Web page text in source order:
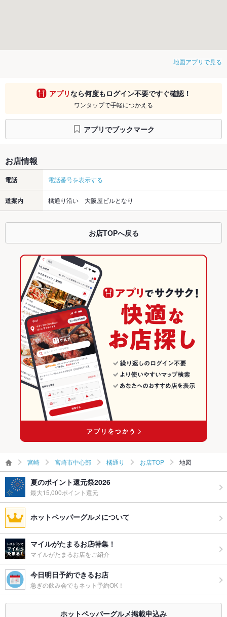
地図アプリで見る
アプリなら何度もログイン不要ですぐ確認！
ワンタップで手軽につかえる
アプリでブックマーク
お店情報
電話 電話番号を表示する
道案内 橘通り沿い 大阪屋ビルとなり
お店TOPへ戻る
宮崎 宮崎市中心部 橘通り お店TOP 地図
夏のポイント還元祭2026
最大15,000ポイント還元
ホットペッパーグルメについて
マイルがたまるお店特集！
マイルがたまるお店をご紹介
今日明日予約できるお店
急ぎの飲み会でもネット予約OK！
ホットペッパーグルメ掲載申込み